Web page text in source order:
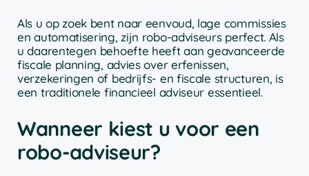
Als u op zoek bent naar eenvoud, lage commissies
en automatisering, zijn robo-adviseurs perfect. Als
u daarentegen behoefte heeft aan geavanceerde
fiscale planning, advies over erfenissen,
verzekeringen of bedrijfs- en fiscale structuren, is
een traditionele financieel adviseur essentieel.
Wanneer kiest u voor een
robo-adviseur?